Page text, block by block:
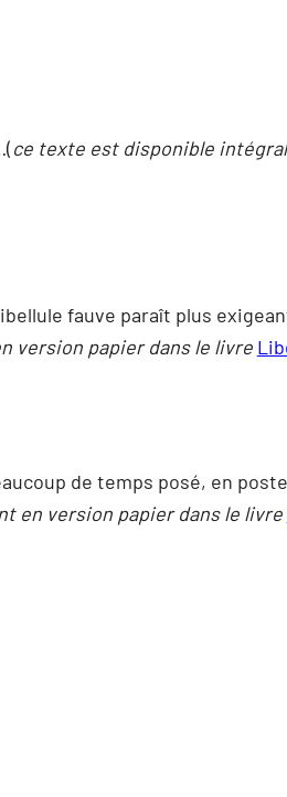
ce texte est disponible
fauve paraît plus
version papier dans le livre
de temps posé, en
en version papier dans le livre